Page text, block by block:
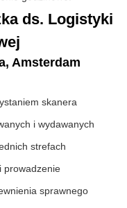
ds. Logistyki
Amsterdam
skanera
i wydawanych
strefach
prowadzenie
sprawnego